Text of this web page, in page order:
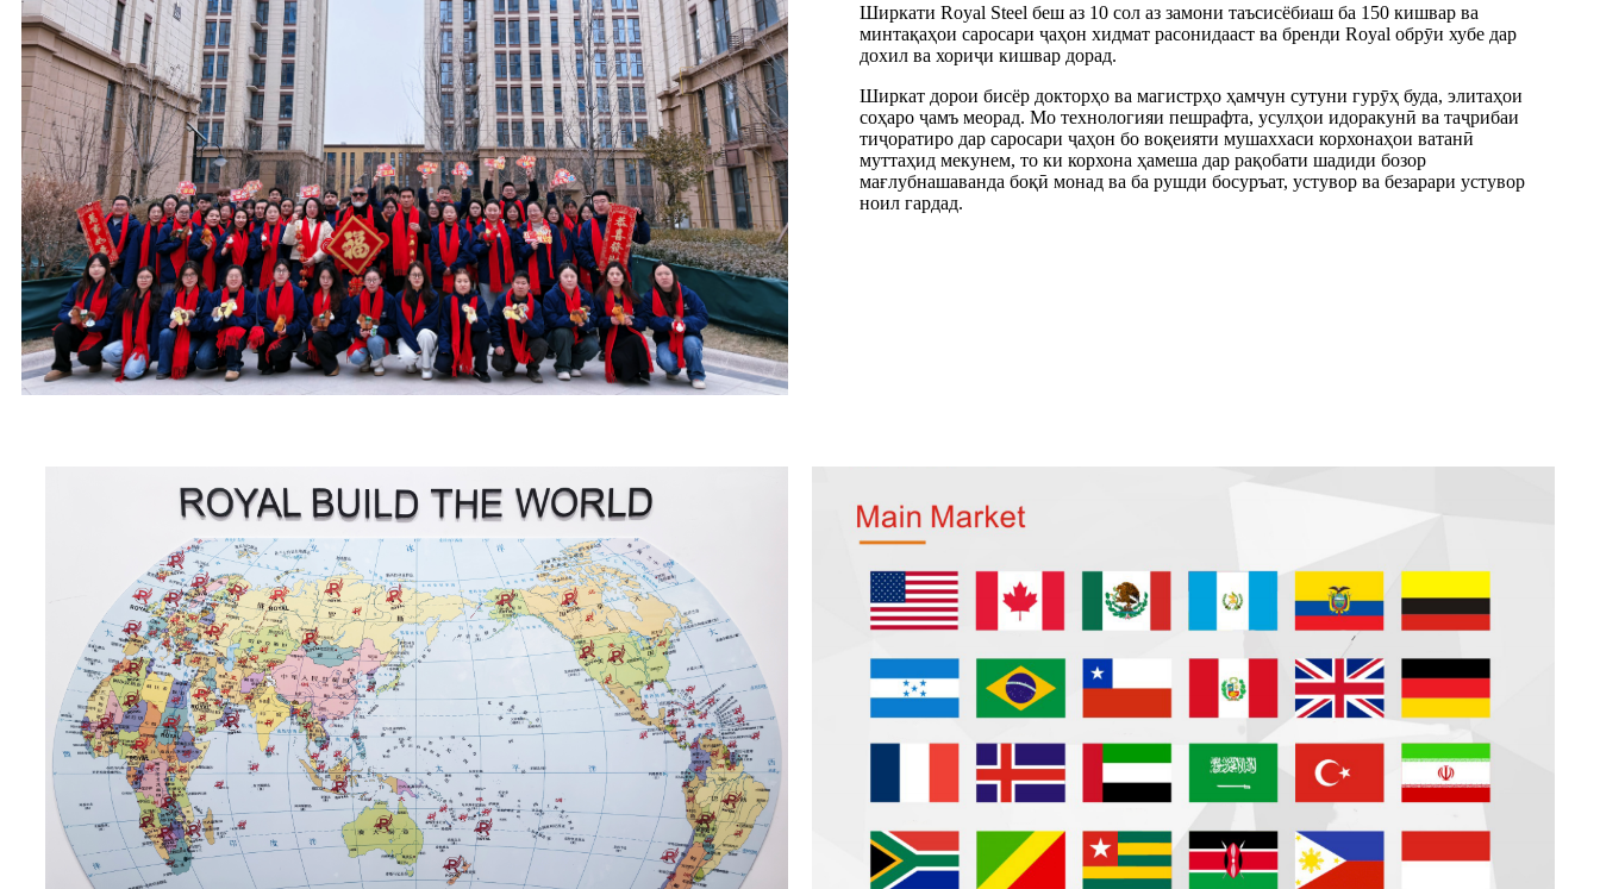
Ширкати Royal Steel беш аз 10 сол аз замони таъсисёбиаш ба 150 кишвар ва
минтақаҳои саросари ҷаҳон хидмат расонидааст ва бренди Royal обрӯи хубе дар
дохил ва хориҷи кишвар дорад.
Ширкат дорои бисёр докторҳо ва магистрҳо ҳамчун сутуни гурӯҳ буда, элитаҳои
соҳаро ҷамъ меорад. Мо технологияи пешрафта, усулҳои идоракунӣ ва таҷрибаи
тиҷоратиро дар саросари ҷаҳон бо воқеияти мушаххаси корхонаҳои ватанӣ
муттаҳид мекунем, то ки корхона ҳамеша дар рақобати шадиди бозор
мағлубнашаванда боқӣ монад ва ба рушди босуръат, устувор ва безарари устувор
ноил гардад.